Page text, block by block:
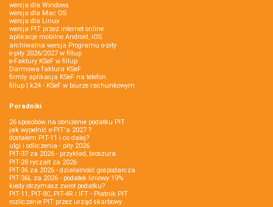
wersja dla Windows
wersja dla Mac OS
wersja dla Linux
wersja PIT przez internet online
aplikacje mobilne Android, iOS
archiwalna wersja Programu e-pity
e-pity 2026/2027 w fillup
e‑Faktury KSeF w fillup
Darmowa faktura KSeF
firmly aplikacja KSeF na telefon
fillup | k24 - KSeF w biurze rachunkowym
Poradniki
26 sposobów na obniżenie podatku PIT
jak wypełnić e-PIT'a 2027 ?
dostałem PIT-11 i co dalej?
ulgi i odliczenia - pity 2026
PIT-37 za 2026 - przykład, broszura
PIT-28 ryczałt za 2026
PIT-36 za 2026 - działalność gospodarcza
PIT-36L za 2026 - podatek liniowy 19%
kiedy otrzymasz zwrot podatku?
PIT-11, PIT-8C, PIT-4R i IFT - Płatnik PIT
rozliczenie PIT przez urząd skarbowy